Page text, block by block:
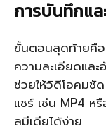
การบันทึกแ
ขั้นตอนสุดท้ายคือ
ความละเอียดแล
ช่วยให้วิดีโอคมชั
แชร์ เช่น MP4 ห
ลมีเดียได้ง่าย